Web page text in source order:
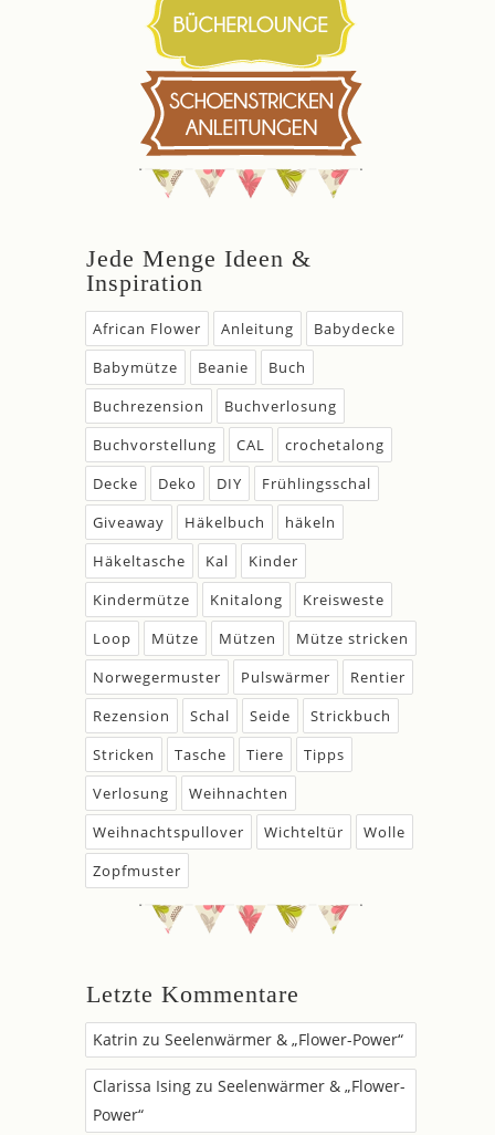
Jede Menge Ideen &
Inspiration
African Flower Anleitung
Babydecke
Babymütze
Beanie
Buch
Buchrezension
Buchverlosung
Buchvorstellung
CAL
crochetalong
Decke
Deko DIY
Frühlingsschal
Giveaway
Häkelbuch
häkeln
Häkeltasche
Kal
Kinder
Kindermütze
Knitalong
Kreisweste
Loop
Mütze Mützen
Mütze stricken
Norwegermuster
Pulswärmer
Rentier
Rezension
Schal Seide
Strickbuch
Stricken
Tasche Tiere
Tipps
Verlosung
Weihnachten
Weihnachtspullover
Wichteltür
Wolle
Zopfmuster
Letzte Kommentare
Katrin zu Seelenwärmer & „Flower-Power“
Clarissa Ising zu Seelenwärmer & „Flower-
Power“